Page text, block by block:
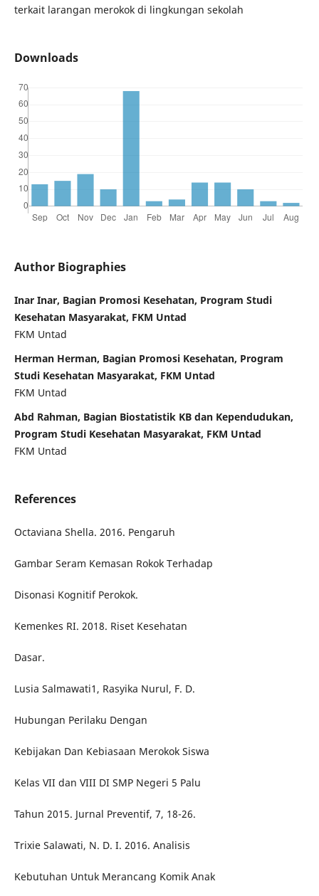
terkait larangan merokok di lingkungan sekolah
Downloads
Author Biographies
Inar Inar, Bagian Promosi Kesehatan, Program Studi
Kesehatan Masyarakat, FKM Untad
FKM Untad
Herman Herman, Bagian Promosi Kesehatan, Program
Studi Kesehatan Masyarakat, FKM Untad
FKM Untad
Abd Rahman, Bagian Biostatistik KB dan Kependudukan,
Program Studi Kesehatan Masyarakat, FKM Untad
FKM Untad
References
Octaviana Shella. 2016. Pengaruh
Gambar Seram Kemasan Rokok Terhadap
Disonasi Kognitif Perokok.
Kemenkes RI. 2018. Riset Kesehatan
Dasar.
Lusia Salmawati1, Rasyika Nurul, F. D.
Hubungan Perilaku Dengan
Kebijakan Dan Kebiasaan Merokok Siswa
Kelas VII dan VIII DI SMP Negeri 5 Palu
Tahun 2015. Jurnal Preventif, 7, 18-26.
Trixie Salawati, N. D. I. 2016. Analisis
Kebutuhan Untuk Merancang Komik Anak